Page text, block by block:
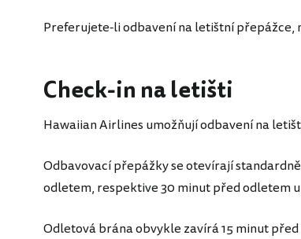
Preferujete-li odbavení na letištní
Check-in na letišti
Hawaiian Airlines umožňují odbavení na
Odbavovací přepážky se otevírají standardně
odletem, respektive 30 minut před odletem
Odletová brána obvykle zavírá 15 minut